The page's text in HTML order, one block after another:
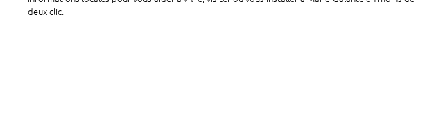
deux clic.